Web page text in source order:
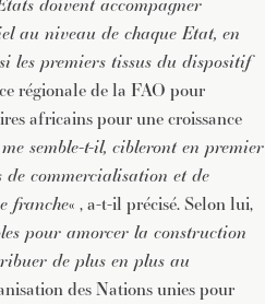
au niveau de chaque Etat, en
les premiers tissus du dispositif
régionale de la FAO pour
africains pour une croissance
semble-t-il, cibleront en premier
commercialisation et de
franche« , a-t-il précisé. Selon lui,
pour amorcer la construction
de plus en plus au
des Nations unies pour